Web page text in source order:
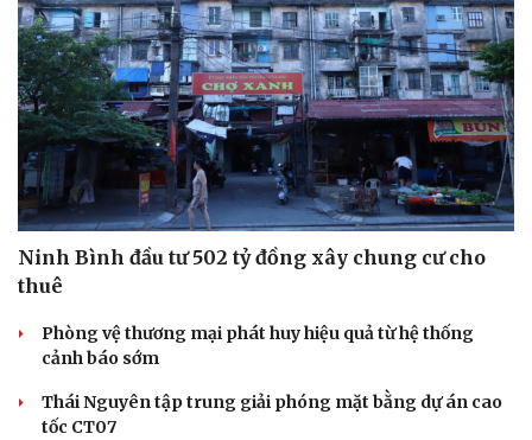
Ninh Bình đầu tư 502 tỷ đồng xây chung cư cho
thuê
Phòng vệ thương mại phát huy hiệu quả từ hệ thống
cảnh báo sớm
Thái Nguyên tập trung giải phóng mặt bằng dự án cao
tốc CT07